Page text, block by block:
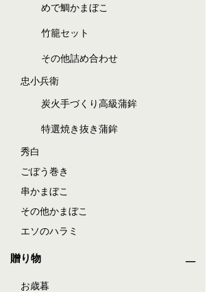
めで鯛かまぼこ
竹籠セット
その他詰め合わせ
忠小兵衛
炭火手づくり高級蒲鉾
特選焼き抜き蒲鉾
秀白
ごぼう巻き
串かまぼこ
その他かまぼこ
エソのハラミ
贈り物
お歳暮